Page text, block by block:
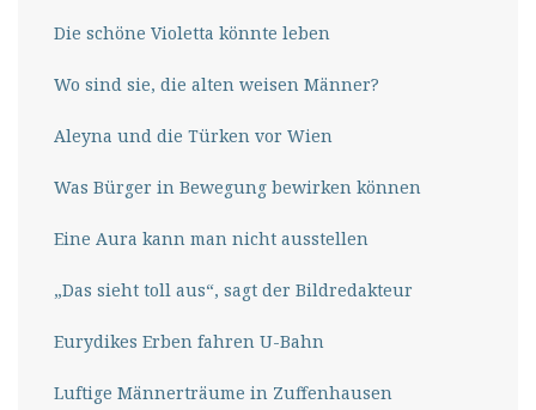
Die schöne Violetta könnte leben
Wo sind sie, die alten weisen Männer?
Aleyna und die Türken vor Wien
Was Bürger in Bewegung bewirken können
Eine Aura kann man nicht ausstellen
„Das sieht toll aus“, sagt der Bildredakteur
Eurydikes Erben fahren U-Bahn
Luftige Männerträume in Zuffenhausen